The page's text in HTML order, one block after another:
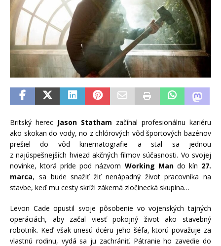
Britský herec Jason Statham začínal profesionálnu kariéru
ako skokan do vody, no z chlórových vôd športových bazénov
prešiel do vôd kinematografie a stal sa jednou
z najúspešnejších hviezd akčných filmov súčasnosti. Vo svojej
novinke, ktorá príde pod názvom Working Mando kín 27.
marca, sa bude snažiť žiť nenápadný život pracovníka na
stavbe, keď mu cesty skríži zákerná zločinecká skupina…
Levon Cade opustil svoje pôsobenie vo vojenských tajných
operáciách, aby začal viesť pokojný život ako stavebný
robotník. Keď však unesú dcéru jeho šéfa, ktorú považuje za
vlastnú rodinu, vydá sa ju zachrániť. Pátranie ho zavedie do